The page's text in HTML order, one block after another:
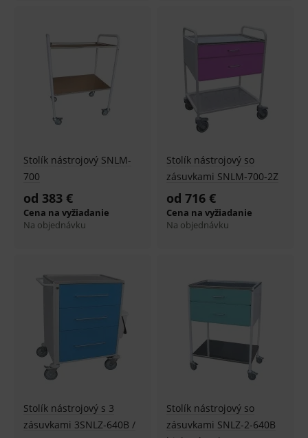
Stolík nástrojový SNLM-
700
od 383 €
Cena na vyžiadanie
Na objednávku
Stolík nástrojový so
zásuvkami SNLM-700-2Z
od 716 €
Cena na vyžiadanie
Na objednávku
Stolík nástrojový s 3
zásuvkami 3SNLZ-640B /
Stolík nástrojový so
zásuvkami SNLZ-2-640B